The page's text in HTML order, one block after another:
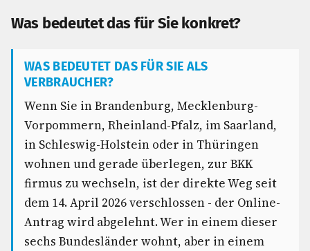
Was bedeutet das für Sie konkret?
WAS BEDEUTET DAS FÜR SIE ALS
VERBRAUCHER?
Wenn Sie in Brandenburg, Mecklenburg-
Vorpommern, Rheinland-Pfalz, im Saarland,
in Schleswig-Holstein oder in Thüringen
wohnen und gerade überlegen, zur BKK
firmus zu wechseln, ist der direkte Weg seit
dem 14. April 2026 verschlossen - der Online-
Antrag wird abgelehnt. Wer in einem dieser
sechs Bundesländer wohnt, aber in einem